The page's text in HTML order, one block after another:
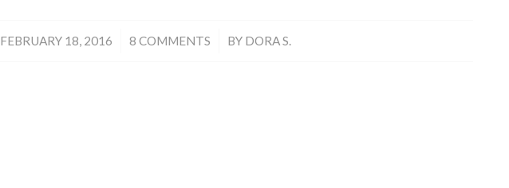
FEBRUARY 18, 2016
/ 8 COMMENTS
/ BY DORA S.